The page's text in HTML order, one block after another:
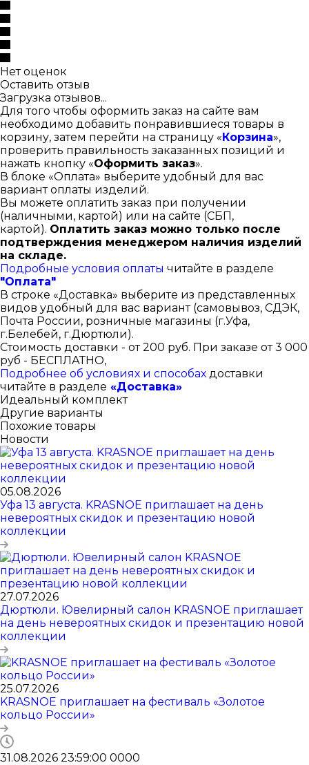
Нет оценок
Оставить отзыв
Загрузка отзывов...
Для того чтобы оформить заказ на сайте вам
необходимо добавить понравившиеся товары в
корзину, затем перейти на страницу «Корзина»,
проверить правильность заказанных позиций и
нажать кнопку «Оформить заказ».
В блоке «Оплата» выберите удобный для вас
вариант оплаты изделий.
Вы можете оплатить заказ при получении
(наличными, картой) или на сайте (СБП,
картой). Оплатить заказ можно только после
подтверждения менеджером наличия изделий
на складе.
Подробные условия оплаты читайте в разделе
"Оплата"
В строке «Доставка» выберите из представленных
видов удобный для вас вариант (самовывоз, СДЭК,
Почта России, розничные магазины (г.Уфа,
г.Белебей, г.Дюртюли).
Стоимость доставки - от 200 руб. При заказе от 3 000
руб - БЕСПЛАТНО,
Подробнее об условиях и способах доставки
читайте в разделе «Доставка»
Идеальный комплект
Другие варианты
Похожие товары
Новости
05.08.2026
Уфа 13 августа. KRASNOE приглашает на день
невероятных скидок и презентацию новой
коллекции
27.07.2026
Дюртюли. Ювелирный салон KRASNOE приглашает
на день невероятных скидок и презентацию новой
коллекции
25.07.2026
KRASNOE приглашает на фестиваль «Золотое
кольцо России»
31.08.2026 23:59:00 0000